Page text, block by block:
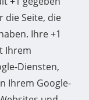
die Seite, die
Ihre +1
Ihrem
Diensten,
Ihrem Google-